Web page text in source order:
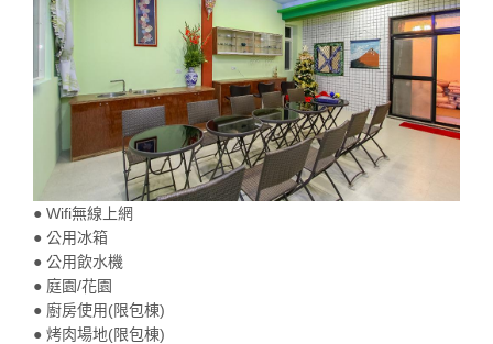
● Wifi無線上網
● 公用冰箱
● 公用飲水機
● 庭園/花園
● 廚房使用(限包棟)
● 烤肉場地(限包棟)